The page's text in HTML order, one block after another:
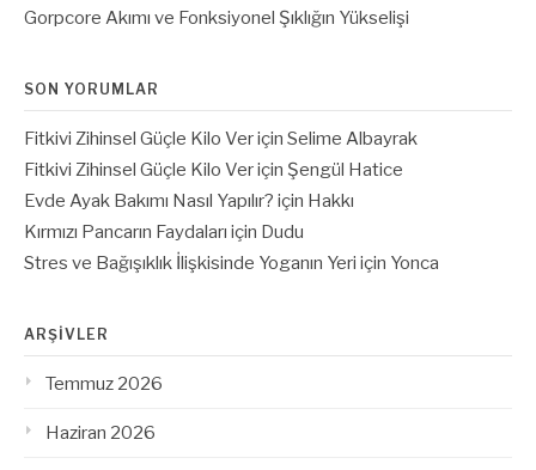
Gorpcore Akımı ve Fonksiyonel Şıklığın Yükselişi
SON YORUMLAR
Fitkivi Zihinsel Güçle Kilo Veriçin Selime Albayrak
Fitkivi Zihinsel Güçle Kilo Veriçin Şengül Hatice
Evde Ayak Bakımı Nasıl Yapılır? için Hakkı
Kırmızı Pancarın Faydaları için Dudu
Stres ve Bağışıklık İlişkisinde Yoganın Yeri için Yonca
ARŞIVLER
Temmuz 2026
Haziran 2026